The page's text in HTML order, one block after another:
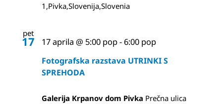
1,Pivka,Slovenija,Slovenia
pet
17
Fotografska razstava UTRINKI S
SPREHODA
17 aprila @ 5:00 pop- 6:00 pop
Galerija Krpanov dom Pivka Prečna ulica